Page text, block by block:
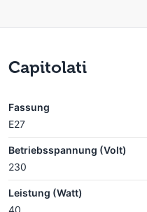
Capitolati
Fassung
E27
Betriebsspannung (Volt)
230
Leistung (Watt)
40